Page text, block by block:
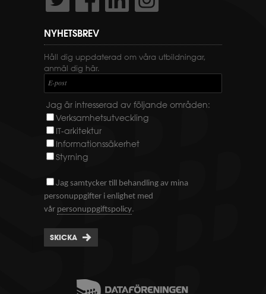
NYHETSBREV
Håll dig uppdaterad om våra utbildningar,
anmäl dig här.
E-post
Jag är intresserad av följande områden:
Verksamhetsutveckling
IT-arkitektur
Informationssäkerhet
Styrning
Jag samtycker till behandling av mina
personuppgifter i enlighet med
vår personuppgiftspolicy.
SKICKA